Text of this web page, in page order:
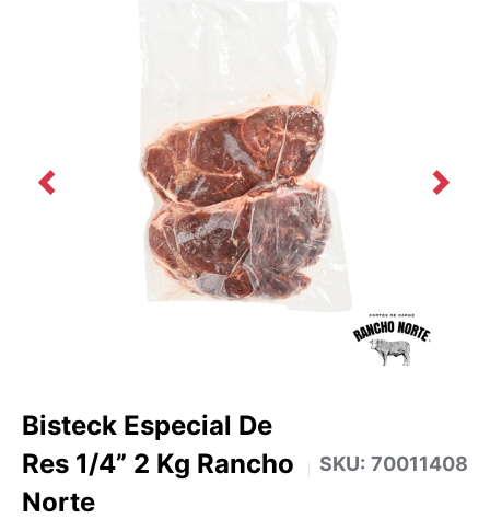
Bisteck Especial De
Res 1/4” 2 Kg Rancho
Norte
SKU: 70011408